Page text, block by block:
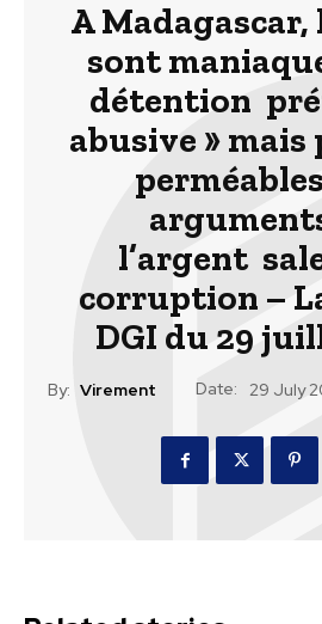
A
sont
détention
abusive »
l’argent
corruption –
DGI du 29
By: Virement Date: 29 July